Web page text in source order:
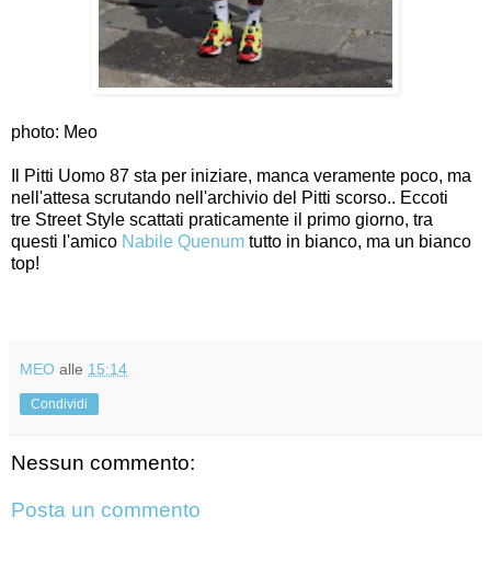
photo: Meo
Il Pitti Uomo 87 sta per iniziare, manca veramente poco, ma
nell'attesa scrutando nell'archivio del Pitti scorso.. Eccoti
tre Street Style scattati praticamente il primo giorno, tra
questi l'amico Nabile Quenum tutto in bianco, ma un bianco
top!
MEO alle 15:14
Condividi
Nessun commento:
Posta un commento